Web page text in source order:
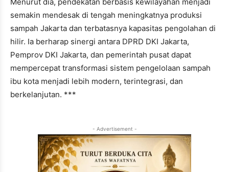
semakin mendesak di tengah meningkatnya produksi
sampah Jakarta dan terbatasnya kapasitas pengolahan di
hilir. Ia berharap sinergi antara DPRD DKI Jakarta,
Pemprov DKI Jakarta, dan pemerintah pusat dapat
mempercepat transformasi sistem pengelolaan sampah
ibu kota menjadi lebih modern, terintegrasi, dan
berkelanjutan. ***
- Advertisement -